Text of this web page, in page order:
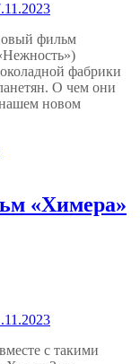
фильм
фабрики
О чем они
нашем новом
«Химера»
с такими